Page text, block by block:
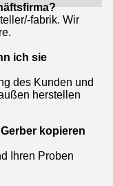
fabrik. Wir
ich sie
des Kunden und
herstellen
kopieren
Ihren Proben